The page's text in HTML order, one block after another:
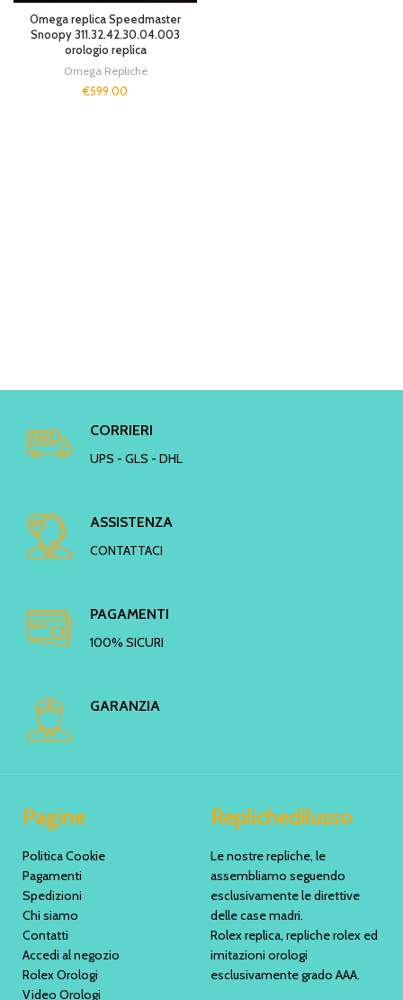
Omega replica Speedmaster
Snoopy 311.32.42.30.04.003
orologio replica
Omega Repliche
€599.00
CORRIERI
UPS - GLS - DHL
ASSISTENZA
CONTATTACI
PAGAMENTI
100% SICURI
GARANZIA
Pagine
Politica Cookie
Pagamenti
Spedizioni
Chi siamo
Contatti
Accedi al negozio
Rolex Orologi
Video Orologi
Replichedilusso
Le nostre repliche, le
assembliamo seguendo
esclusivamente le direttive
delle case madri.
Rolex replica, repliche rolex ed
imitazioni orologi
esclusivamente grado AAA.